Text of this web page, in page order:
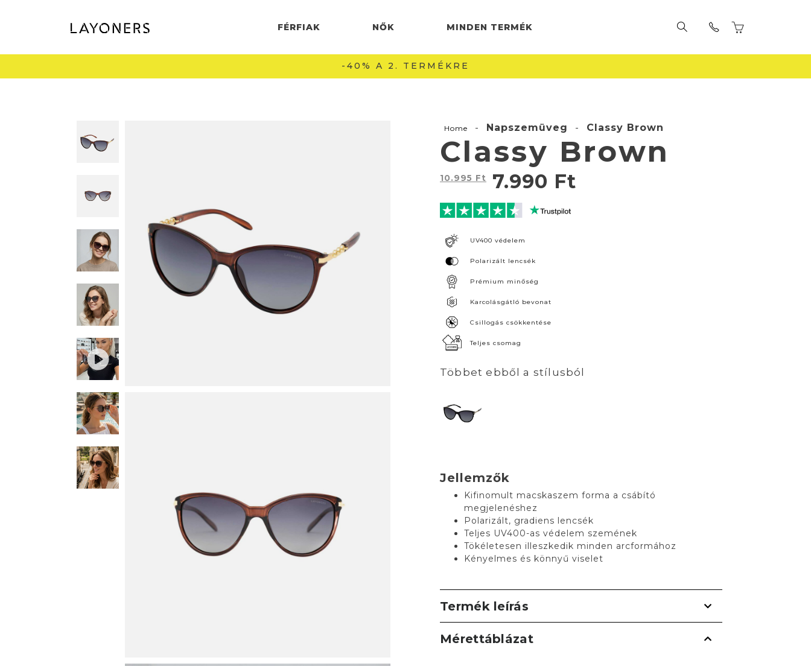
FÉRFIAK NŐK MINDEN TERMÉK
INGYENES SZÁLLÍTÁS 22990 FT FELETT 🚚
Home - Napszemüveg - Classy Brown
Classy Brown
10.995 Ft 7.990 Ft
UV400 védelem
Polarizált lencsék
Prémium minőség
Karcolásgátló bevonat
Csillogás csökkentése
Teljes csomag
Többet ebből a stílusból
Jellemzők
Kifinomult macskaszem forma a csábító
megjelenéshez
Polarizált, gradiens lencsék
Teljes UV400-as védelem szemének
Tökéletesen illeszkedik minden arcformához
Kényelmes és könnyű viselet
Termék leírás
Mérettáblázat